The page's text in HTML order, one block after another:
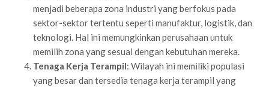
menjadi beberapa zona industri yang berfokus pada
sektor-sektor tertentu seperti manufaktur, logistik, dan
teknologi. Hal ini memungkinkan perusahaan untuk
memilih zona yang sesuai dengan kebutuhan mereka.
Tenaga Kerja Terampil: Wilayah ini memiliki populasi
yang besar dan tersedia tenaga kerja terampil yang